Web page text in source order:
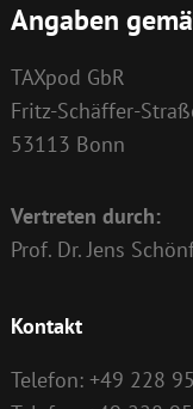
Angaben
TAXpod GbR
Fritz-Schäffer-
53113 Bonn
Vertreten durch:
Prof. Dr. Jens
Kontakt
Telefon: +49 228